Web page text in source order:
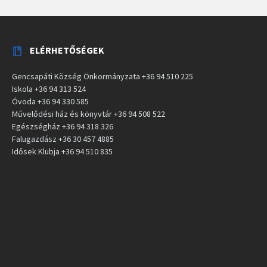
ELÉRHETŐSÉGEK
Gencsapáti Község Önkormányzata +36 94 510 225
Iskola +36 94 313 524
Óvoda +36 94 330 585
Művelődési ház és könyvtár +36 94 508 522
Egészségház +36 94 318 326
Falugazdász +36 30 457 4885
Idősek Klubja +36 94 510 835